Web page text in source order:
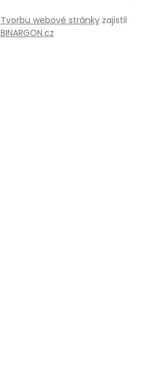
Tvorbu webové stránkyzajistil
BINARGON.cz